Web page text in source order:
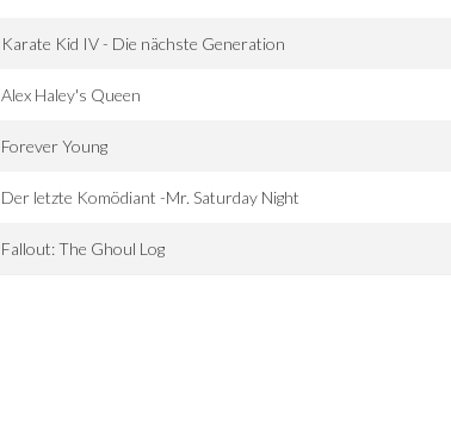
Karate Kid IV - Die nächste Generation
Alex Haley's Queen
Forever Young
Der letzte Komödiant -Mr. Saturday Night
Fallout: The Ghoul Log